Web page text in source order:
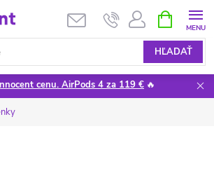
HĽADAŤ
KOŠÍK
cenu. AirPods 4 za 119 € 🔥